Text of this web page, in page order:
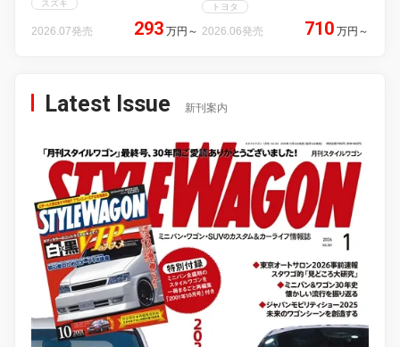
スズキ
2026.07発売 293 万円 ～
トヨタ
2026.06発売 710 万円 ～
Latest Issue 新刊案内